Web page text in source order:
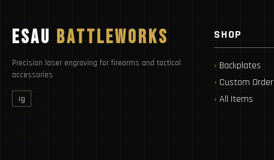
ESAU BATTLEWORKS
Precision laser engraving for firearms and tactical
accessories
ig
SHOP
Backplates
Custom Order
All Items